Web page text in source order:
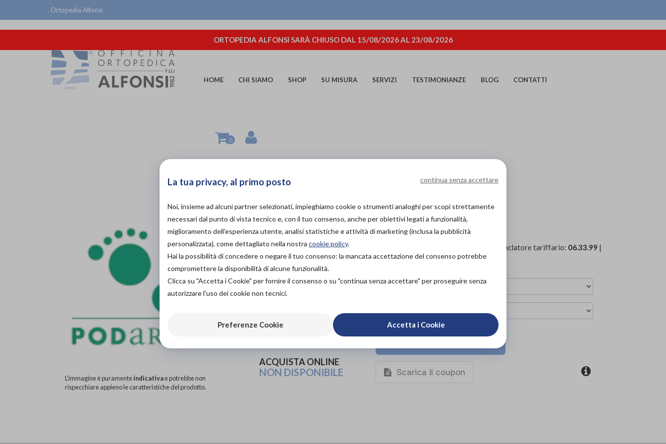
Ortopedia Alfonsi
ORTOPEDIA ALFONSI SARÀ CHIUSO DAL 15/08/2026 AL 23/08/2026
HOME CHI SIAMO SHOP SU MISURA SERVIZI TESTIMONIANZE BLOG CONTATTI
0
KARINA LACCIO BLU
L'immagine è puramenteindicativae potrebbe non
rispecchiare appieno le caratteristiche del prodotto.
Podartis
scarpe ortopediche
Codice OTGP: PODSO19342| Riferimento produttore: | Codice Nomenclatore tariffario: 06.33.99 |
Categoria:Calzature ortopediche e plantari»Scarpe ortopediche»Per donna
PROVA E ACQUISTA IN
NEGOZIO
PROVA E NOLEGGIA IN
ACQUISTA ONLINE
NON DISPONIBILE Scarica il coupon
La tua privacy, al primo posto continua senza accettare
Noi, insieme ad alcuni partner selezionati, impieghiamo cookie o strumenti analoghi per scopi strettamente
necessari dal punto di vista tecnico e, con il tuo consenso, anche per obiettivi legati a funzionalità,
miglioramento dell'esperienza utente, analisi statistiche e attività di marketing (inclusa la pubblicità
personalizzata), come dettagliato nella nostra cookie policy.
Hai la possibilità di concedere o negare il tuo consenso: la mancata accettazione del consenso potrebbe
compromettere la disponibilità di alcune funzionalità.
Clicca su "Accetta i Cookie" per fornire il consenso o su "continua senza accettare" per proseguire senza
autorizzare l'uso dei cookie non tecnici.
Preferenze Cookie Accetta i Cookie